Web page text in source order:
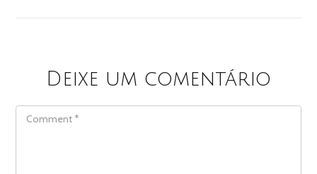
Deixe um comentário
COMMENT